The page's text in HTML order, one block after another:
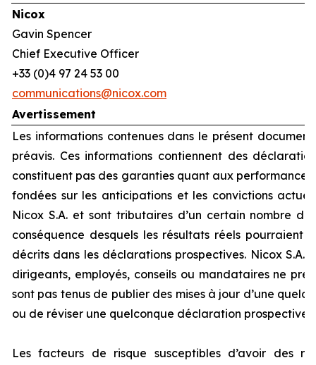
Nicox
Gavin Spencer
Chief Executive Officer
+33 (0)4 97 24 53 00
communications@nicox.com
Avertissement
Les informations contenues dans le présent
préavis. Ces informations contiennent des
constituent pas des garanties quant aux
fondées sur les anticipations et les convictions
Nicox S.A. et sont tributaires d’un certain nombre
conséquence desquels les résultats réels pourraient
décrits dans les déclarations prospectives. Nicox S.A.
dirigeants, employés, conseils ou mandataires ne
sont pas tenus de publier des mises à jour d’une
ou de réviser une quelconque déclaration prospective.
Les facteurs de risque susceptibles d’avoir des